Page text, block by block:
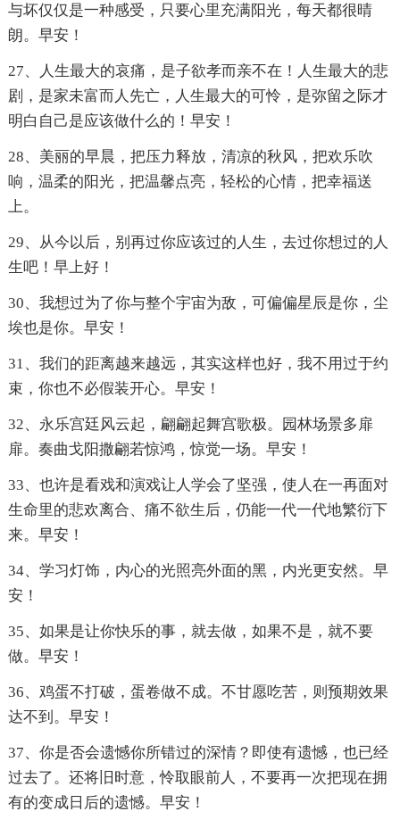
与坏仅仅是一种感受，只要心里充满阳光，每天都很晴
朗。早安！
27、人生最大的哀痛，是子欲孝而亲不在！人生最大的悲
剧，是家未富而人先亡，人生最大的可怜，是弥留之际才
明白自己是应该做什么的！早安！
28、美丽的早晨，把压力释放，清凉的秋风，把欢乐吹
响，温柔的阳光，把温馨点亮，轻松的心情，把幸福送
上。
29、从今以后，别再过你应该过的人生，去过你想过的人
生吧！早上好！
30、我想过为了你与整个宇宙为敌，可偏偏星辰是你，尘
埃也是你。早安！
31、我们的距离越来越远，其实这样也好，我不用过于约
束，你也不必假装开心。早安！
32、永乐宫廷风云起，翩翩起舞宫歌极。园林场景多扉
扉。奏曲戈阳撒翩若惊鸿，惊觉一场。早安！
33、也许是看戏和演戏让人学会了坚强，使人在一再面对
生命里的悲欢离合、痛不欲生后，仍能一代一代地繁衍下
来。早安！
34、学习灯饰，内心的光照亮外面的黑，内光更安然。早
安！
35、如果是让你快乐的事，就去做，如果不是，就不要
做。早安！
36、鸡蛋不打破，蛋卷做不成。不甘愿吃苦，则预期效果
达不到。早安！
37、你是否会遗憾你所错过的深情？即使有遗憾，也已经
过去了。还将旧时意，怜取眼前人，不要再一次把现在拥
有的变成日后的遗憾。早安！